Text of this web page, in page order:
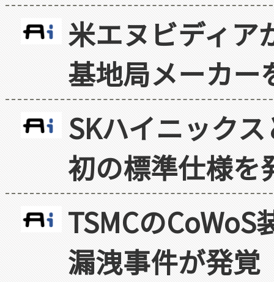
米エヌビディア
基地局メーカー
SKハイニック
初の標準仕様を
TSMCの
漏洩事件が発覚